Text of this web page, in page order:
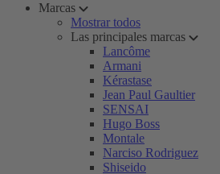
Marcas
Mostrar todos
Las principales marcas
Lancôme
Armani
Kérastase
Jean Paul Gaultier
SENSAI
Hugo Boss
Montale
Narciso Rodriguez
Shiseido